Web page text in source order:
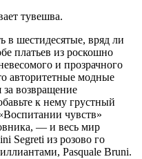
тувешва.
в шестидесятые, вряд ли
платьев из роскошно
и прозрачного
авторитетные модные
возвращение
к не­му грустный
чувств»
— и весь мир
Segreti из розово го
Pasquale Bruni.